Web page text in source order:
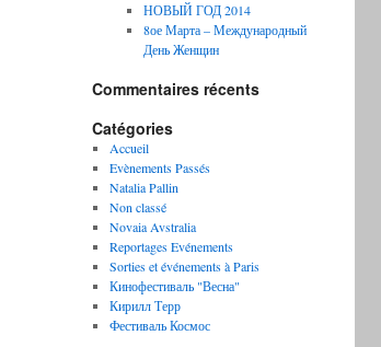
НОВЫЙ ГОД 2014
8ое Марта – Международный
День Женщин
Commentaires récents
Catégories
Accueil
Evènements Passés
Natalia Pallin
Non classé
Novaia Avstralia
Reportages Evénements
Sorties et événements à Paris
Кинофестиваль "Весна"
Кирилл Терр
Фестиваль Космос